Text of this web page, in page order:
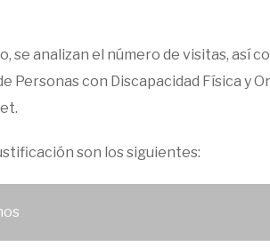
analizan el número de visitas, así
con Discapacidad Física y
son los siguientes: